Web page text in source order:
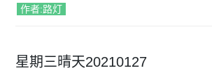
作者:路灯
星期三晴天20210127